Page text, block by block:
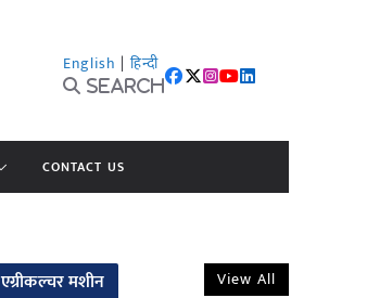
English | हिन्दी
Search
CONTACT US
एग्रीकल्चर मशीन View All